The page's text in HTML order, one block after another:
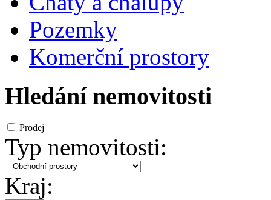
Pozemky
Komerční prostory
Hledání nemovitosti
Prodej
Typ nemovitosti:
Kraj: